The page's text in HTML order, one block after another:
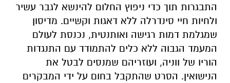
התבגרות תוך כדי ניפוץ החלום להינשא לגבר עשיר
ולחיות חיי סינדרלה ללא דאגות וקשיים. מדיסון
שמגלמת דמות רגישה ואותנטית, נכנסת לעולם
המעמד הגבוה ללא כלים להתמודד עם התנגדות
הוריו של ווניה, ועוזריהם שמנסים לבטל את
הנישואין. הסרט שהתקבל בחום על ידי המבקרים